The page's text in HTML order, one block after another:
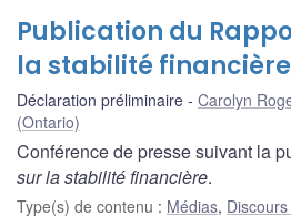
Publication du
la stabilité financière
Déclaration préliminaire Carolyn
(Ontario)
Conférence de presse suivant la
sur la stabilité financière.
Type(s) de contenu : Médias,